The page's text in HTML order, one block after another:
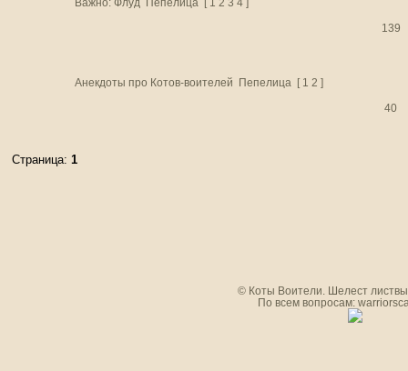
139
Анекдоты про Котов-воителей Пепелица [ 1 2 ]
40
Страница: 1
© Коты Воители. Шелест
По всем вопросам: